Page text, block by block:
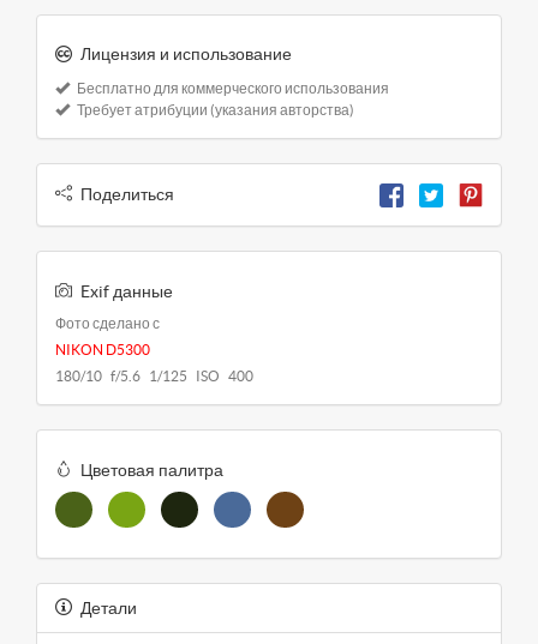
Лицензия и использование
Бесплатно для коммерческого использования
Требует атрибуции (указания авторства)
Поделиться
Exif данные
Фото сделано с
NIKON D5300
180/10 f/5.6 1/125 ISO 400
Цветовая палитра
Детали